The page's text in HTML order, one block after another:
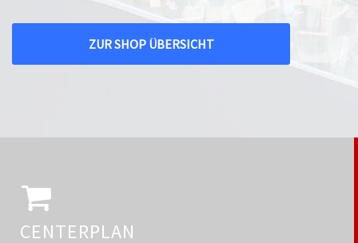
ZUR SHOP ÜBERSICHT
CENTERPLAN